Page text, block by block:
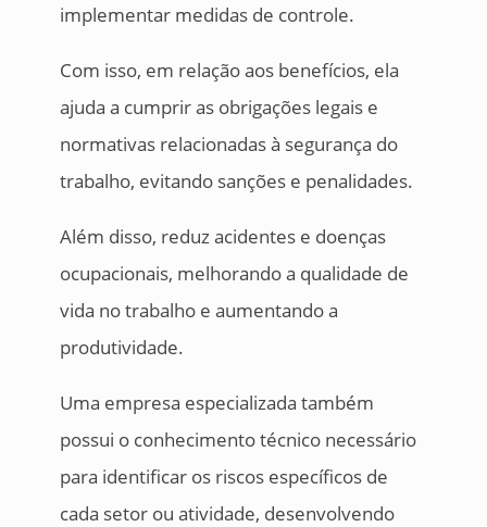
implementar medidas de controle.
Com isso, em relação aos benefícios, ela
ajuda a cumprir as obrigações legais e
normativas relacionadas à segurança do
trabalho, evitando sanções e penalidades.
Além disso, reduz acidentes e doenças
ocupacionais, melhorando a qualidade de
vida no trabalho e aumentando a
produtividade.
Uma empresa especializada também
possui o conhecimento técnico necessário
para identificar os riscos específicos de
cada setor ou atividade, desenvolvendo